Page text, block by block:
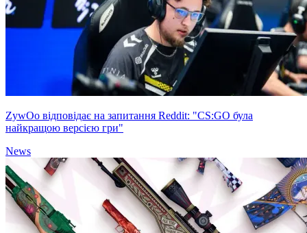
ZywOo відповідає на запитання Reddit: "CS:GO була
найкращою версією гри"
News